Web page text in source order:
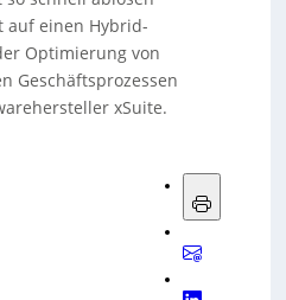
auf einen Hybrid-
Optimierung von
Geschäftsprozessen
xSuite.